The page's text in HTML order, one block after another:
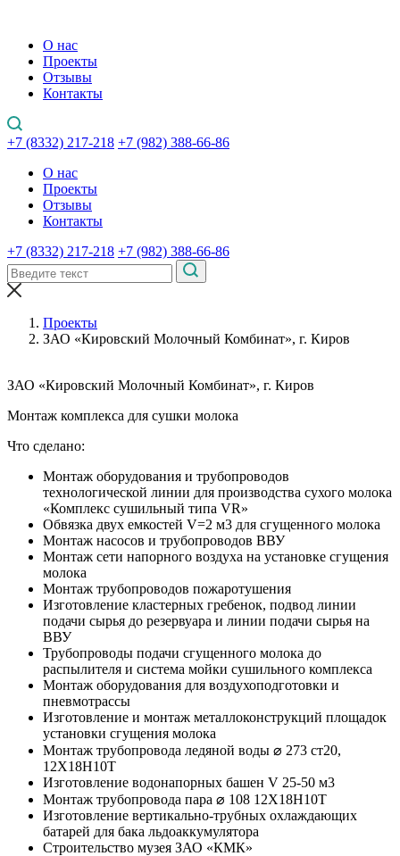
О нас
Проекты
Отзывы
Контакты
+7 (8332) 217-218 +7 (982) 388-66-86
О нас
Проекты
Отзывы
Контакты
+7 (8332) 217-218 +7 (982) 388-66-86
Проекты
ЗАО «Кировский Молочный Комбинат», г. Киров
ЗАО «Кировский Молочный Комбинат», г. Киров
Монтаж комплекса для сушки молока
Что сделано:
Монтаж оборудования и трубопроводов
технологической линии для производства сухого молока
«Комплекс сушильный типа VR»
Обвязка двух емкостей V=2 м3 для сгущенного молока
Монтаж насосов и трубопроводов ВВУ
Монтаж сети напорного воздуха на установке сгущения
молока
Монтаж трубопроводов пожаротушения
Изготовление кластерных гребенок, подвод линии
подачи сырья до резервуара и линии подачи сырья на
ВВУ
Трубопроводы подачи сгущенного молока до
распылителя и система мойки сушильного комплекса
Монтаж оборудования для воздухоподготовки и
пневмотрассы
Изготовление и монтаж металлоконcтрукций площадок
установки сгущения молока
Монтаж трубопровода ледяной воды ⌀ 273 ст20,
12Х18Н10Т
Изготовление водонапорных башен V 25-50 м3
Монтаж трубопровода пара ⌀ 108 12Х18Н10Т
Изготовление вертикально-трубных охлаждающих
батарей для бака льдоаккумулятора
Строительство музея ЗАО «КМК»